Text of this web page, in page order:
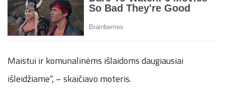
Maistui ir komunalinėms išlaidoms daugiausiai
išleidžiame“, – skaičiavo moteris.